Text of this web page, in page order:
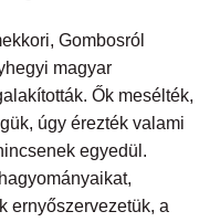
Gombosról
magyar
Ők mesélték,
úgy érezték valami
egyedül.
ernyőszervezetük, a